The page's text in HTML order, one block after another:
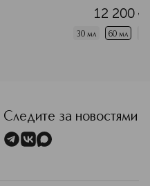
12 200 ¤
30 мл 60 мл
Следите за новостями